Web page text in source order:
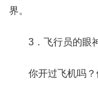
界。
3．飞行员的眼
你开过飞机吗